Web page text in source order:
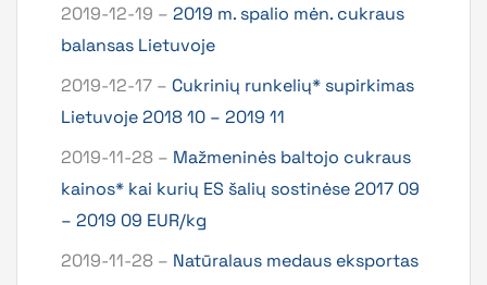
2019-12-19 – 2019 m. spalio mėn. cukraus
balansas Lietuvoje
2019-12-17 – Cukrinių runkelių* supirkimas
Lietuvoje 2018 10 – 2019 11
2019-11-28 – Mažmeninės baltojo cukraus
kainos* kai kurių ES šalių sostinėse 2017 09
– 2019 09 EUR/kg
2019-11-28 – Natūralaus medaus eksportas